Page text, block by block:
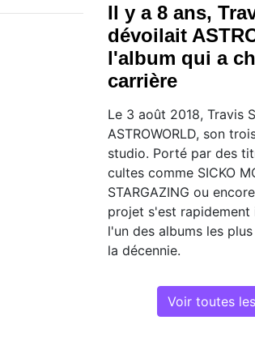
Il y a 8 ans,
dévoilait
l'album qui a
carrière
Le 3 août 2018, Travis
ASTROWORLD, son
studio. Porté par des
cultes comme SICKO
STARGAZING ou
projet s'est rapidement
l'un des albums les
la décennie.
Voir toutes